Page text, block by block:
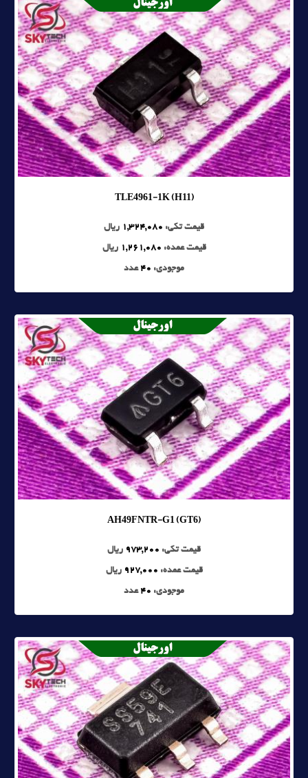
TLE4961-1K (H11)
قیمت تکی: 1,324,080 ریال
قیمت عمده: 1,261,080 ریال
موجودی: 40 عدد
AH49FNTR-G1 (GT6)
قیمت تکی: 973,200 ریال
قیمت عمده: 927,000 ریال
موجودی: 40 عدد